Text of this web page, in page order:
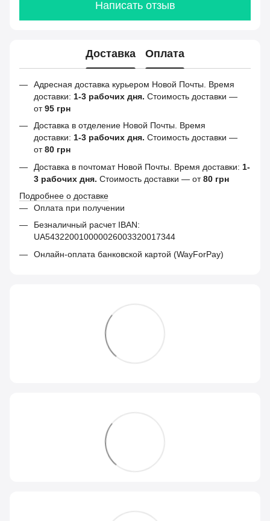
Написать отзыв
Доставка Оплата
Адресная доставка курьером Новой Почты. Время
доставки: 1-3 рабочих дня. Стоимость доставки —
от95 грн
Доставка в отделение Новой Почты. Время
доставки: 1-3 рабочих дня. Стоимость доставки —
от80 грн
Доставка в почтомат Новой Почты. Время доставки: 1-
3 рабочих дня. Стоимость доставки — от80 грн
Подробнее о доставке
Оплата при получении
Безналичный расчет IBAN:
UA543220010000026003320017344
Онлайн-оплата банковской картой (WayForPay)